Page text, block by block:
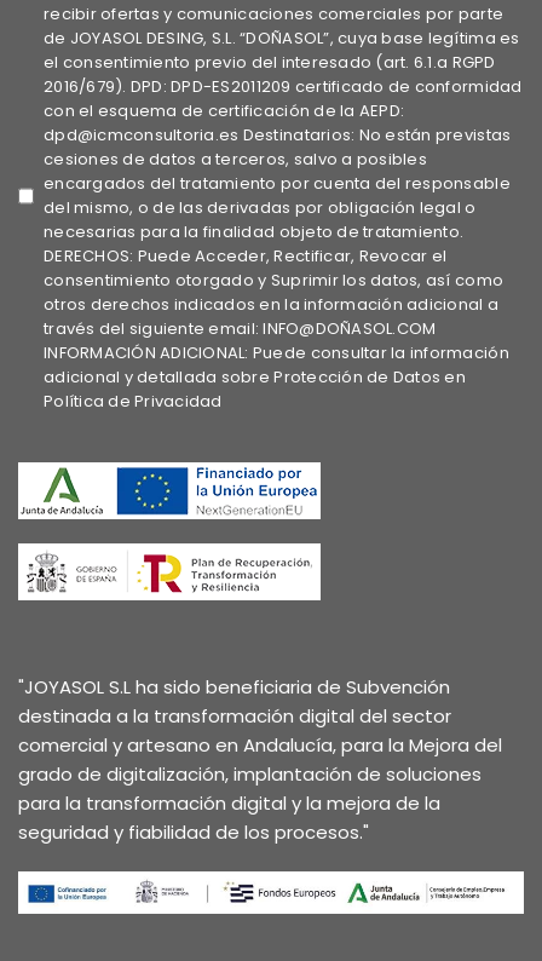
recibir ofertas y comunicaciones comerciales por parte
de JOYASOL DESING, S.L. “DOÑASOL”, cuya base legítima es
el consentimiento previo del interesado (art. 6.1.a RGPD
2016/679). DPD: DPD-ES2011209 certificado de conformidad
con el esquema de certificación de la AEPD:
dpd@icmconsultoria.es Destinatarios: No están previstas
cesiones de datos a terceros, salvo a posibles
encargados del tratamiento por cuenta del responsable
del mismo, o de las derivadas por obligación legal o
necesarias para la finalidad objeto de tratamiento.
DERECHOS: Puede Acceder, Rectificar, Revocar el
consentimiento otorgado y Suprimir los datos, así como
otros derechos indicados en la información adicional a
través del siguiente email: INFO@DOÑASOL.COM
INFORMACIÓN ADICIONAL: Puede consultar la información
adicional y detallada sobre Protección de Datos en
Política de Privacidad
"JOYASOL S.L ha sido beneficiaria de Subvención
destinada a la transformación digital del sector
comercial y artesano en Andalucía, para la Mejora del
grado de digitalización, implantación de soluciones
para la transformación digital y la mejora de la
seguridad y fiabilidad de los procesos."